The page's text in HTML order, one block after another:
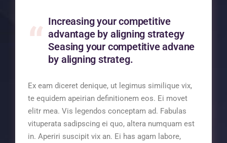
Increasing your competitive
advantage by aligning strategy
Seasing your competitive advane
by aligning strateg.
Ex eam diceret denique, ut legimus similique vix,
te equidem apeirian definitionem eos. Ei movet
elitr mea. Vis legendos conceptam ad. Fabulas
vituperata sadipscing ei quo, altera numquam est
in. Aperiri suscipit vix an. Ei has agam labore,